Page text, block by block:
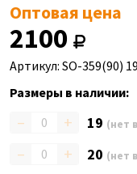
Оптовая цена
2100
Артикул: SO-359(90)
Размеры в наличии:
– + 19 (нет
– + 20 (нет